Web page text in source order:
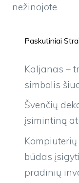
nežinojote
Paskutiniai
Kaljanas –
simbolis
Švenčių
įsimintiną
būdas
pradinių